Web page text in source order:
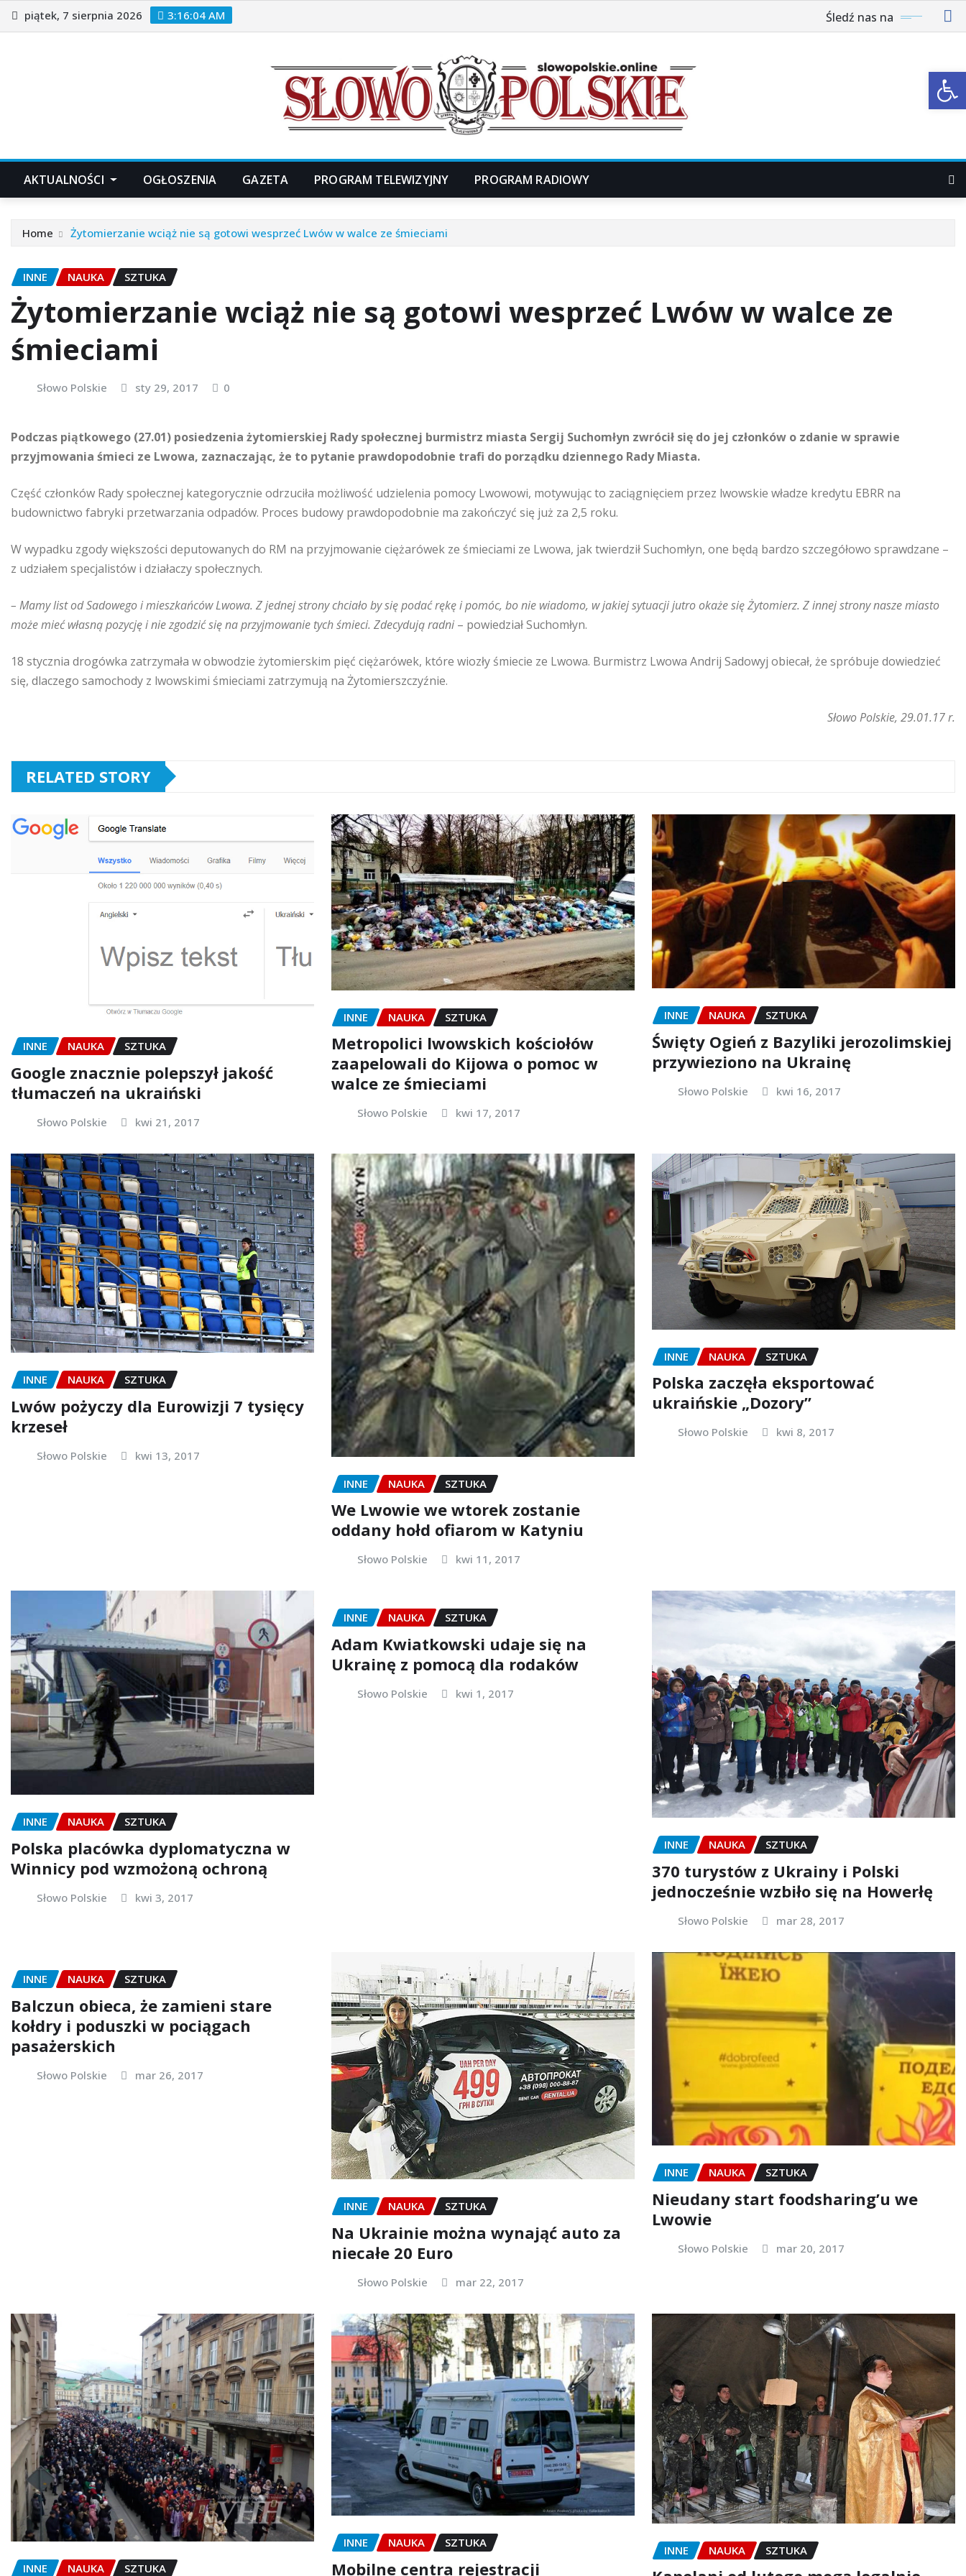
Skip
to
piątek, 7 sierpnia 2026 3:16:06 AM Śledź nas na
AKTUALNOŚCI OGŁOSZENIA GAZETA PROGRAM TELEWIZYJNY PROGRAM RADIOWY
Home Żytomierzanie wciąż nie są gotowi wesprzeć Lwów w walce ze śmieciami
INNE NAUKA SZTUKA
Żytomierzanie wciąż nie są gotowi wesprzeć Lwów w walce ze
śmieciami
Słowo Polskie sty 29, 2017 0
Podczas piątkowego (27.01) posiedzenia żytomierskiej Rady społecznej burmistrz miasta Sergij Suchomłyn zwrócił się do jej członków o zdanie w sprawie
przyjmowania śmieci ze Lwowa, zaznaczając, że to pytanie prawdopodobnie trafi do porządku dziennego Rady Miasta.
Część członków Rady społecznej kategorycznie odrzuciła możliwość udzielenia pomocy Lwowowi, motywując to zaciągnięciem przez lwowskie władze kredytu EBRR na
budownictwo fabryki przetwarzania odpadów. Proces budowy prawdopodobnie ma zakończyć się już za 2,5 roku.
W wypadku zgody większości deputowanych do RM na przyjmowanie ciężarówek ze śmieciami ze Lwowa, jak twierdził Suchomłyn, one będą bardzo szczegółowo sprawdzane –
z udziałem specjalistów i działaczy społecznych.
– Mamy list od Sadowego i mieszkańców Lwowa. Z jednej strony chciało by się podać rękę i pomóc, bo nie wiadomo, w jakiej sytuacji jutro okaże się Żytomierz. Z innej strony nasze miasto
może mieć własną pozycję i nie zgodzić się na przyjmowanie tych śmieci. Zdecydują radni – powiedział Suchomłyn.
18 stycznia drogówka zatrzymała w obwodzie żytomierskim pięć ciężarówek, które wiozły śmiecie ze Lwowa. Burmistrz Lwowa Andrij Sadowyj obiecał, że spróbuje dowiedzieć
się, dlaczego samochody z lwowskimi śmieciami zatrzymują na Żytomierszczyźnie.
Słowo Polskie, 29.01.17 r.
RELATED STORY
INNE NAUKA SZTUKA
Google znacznie polepszył jakość
tłumaczeń na ukraiński
Słowo Polskie kwi 21, 2017
INNE NAUKA SZTUKA
Metropolici lwowskich kościołów
zaapelowali do Kijowa o pomoc w
walce ze śmieciami
Słowo Polskie kwi 17, 2017
INNE NAUKA SZTUKA
Święty Ogień z Bazyliki jerozolimskiej
przywieziono na Ukrainę
Słowo Polskie kwi 16, 2017
INNE NAUKA SZTUKA
Lwów pożyczy dla Eurowizji 7 tysięcy
krzeseł
Słowo Polskie
kwi 13, 2017
INNE
NAUKA SZTUKA
We Lwowie we wtorek zostanie
oddany hołd ofiarom w Katyniu
Słowo Polskie kwi 11, 2017
INNE NAUKA SZTUKA
Polska zaczęła eksportować
ukraińskie „Dozory”
Słowo Polskie kwi 8, 2017
INNE NAUKA SZTUKA
Polska placówka dyplomatyczna w
Winnicy pod wzmożoną ochroną
Słowo Polskie kwi 3, 2017
INNE NAUKA SZTUKA
Adam Kwiatkowski udaje się na
Ukrainę z pomocą dla rodaków
Słowo Polskie kwi 1, 2017
INNE NAUKA SZTUKA
370 turystów z Ukrainy i Polski
jednocześnie wzbiło się na Howerłę
Słowo Polskie mar 28, 2017
INNE NAUKA SZTUKA
Balczun obieca, że zamieni stare
kołdry i poduszki w pociągach
pasażerskich
Słowo Polskie mar 26, 2017
INNE NAUKA SZTUKA
Na Ukrainie można wynająć auto za
niecałe 20 Euro
Słowo Polskie mar 22, 2017
INNE NAUKA SZTUKA
Nieudany start foodsharing’u we
Lwowie
Słowo Polskie mar 20, 2017
INNE NAUKA SZTUKA
INNE NAUKA SZTUKA
Mobilne centra rejestracji
INNE NAUKA SZTUKA